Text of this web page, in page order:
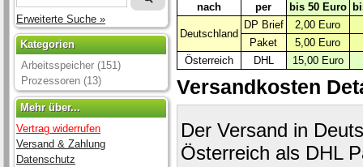
nach per bis 50 Euro
Deutschland
DP Brief
2,00 Euro
Paket
5,00 Euro
Österreich
DHL 15,00 Euro
Versandkosten
Der Versand in
Österreich als DHL
Erweiterte Suche »
Kategorien
Arbeitsspeicher (151)
Prozessoren (13)
Mehr über...
Vertrag widerrufen
Versand & Zahlung
Datenschutz